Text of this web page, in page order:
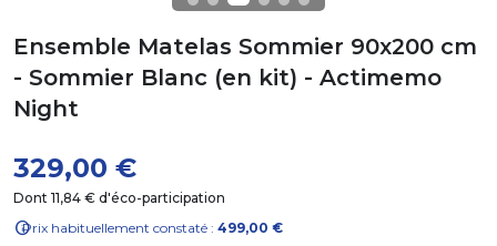
Ensemble Matelas Sommier 90x200 cm
- Sommier Blanc (en kit) - Actimemo
Night
329,00 €
Dont 11,84 € d'éco-participation
infoPrix habituellement constaté : 499,00 €